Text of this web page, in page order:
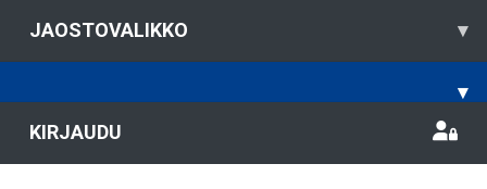
JAOSTOVALIKKO ▾
▾
KIRJAUDU